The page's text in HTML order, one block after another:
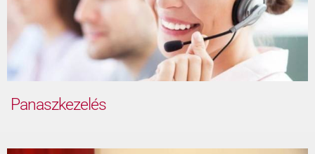
Panaszkezelés